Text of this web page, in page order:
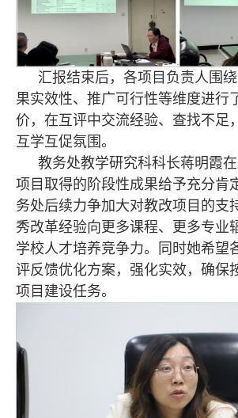
汇报结束后，各项目负责人围
果实效性、推广可行性等维度进行
价，在互评中交流经验、查找不足
互学互促氛围。
教务处教学研究科科长蒋明霞
项目取得的阶段性成果给予充分肯
务处后续力争加大对教改项目的支
秀改革经验向更多课程、更多专业
学校人才培养竞争力。同时她希望
评反馈优化方案，强化实效，确保
项目建设任务。